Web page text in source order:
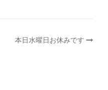
本日水曜日お休みです